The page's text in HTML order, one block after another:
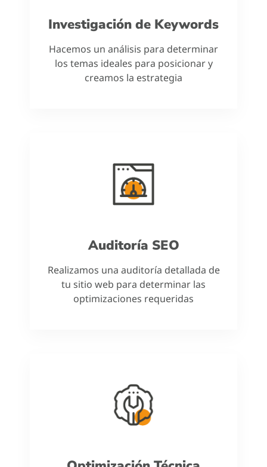
Investigación de Keywords
Hacemos un análisis para determinar
los temas ideales para posicionar y
creamos la estrategia
Auditoría SEO
Realizamos una auditoría detallada de
tu sitio web para determinar las
optimizaciones requeridas